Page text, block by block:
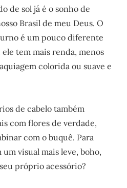
de sol já é o sonho de
Brasil de meu Deus. O
é um pouco diferente
tem mais renda, menos
colorida ou suave e
de cabelo também
com flores de verdade,
com o buquê. Para
visual mais leve, boho,
próprio acessório?